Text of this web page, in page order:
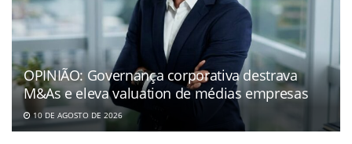
OPINIÃO: Governança corporativa destrava
M&As e eleva valuation de médias empresas
10 DE AGOSTO DE 2026